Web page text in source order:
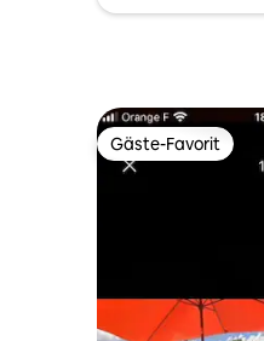
Gäste-Favorit
Gäste-Favorit